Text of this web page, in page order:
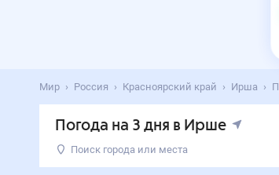
Мир Россия Красноярский край Ирша
Погода на 3 дня в Ирше
Поиск города или места
День Температура